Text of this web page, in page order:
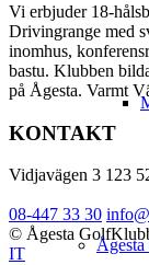
Vi erbjuder 18-
Drivingrange med
inomhus,
bastu. Klubben
på Ågesta. Varmt
KONTAKT
Vidjavägen 3 123
08-447 33 30
© Ågesta
IT